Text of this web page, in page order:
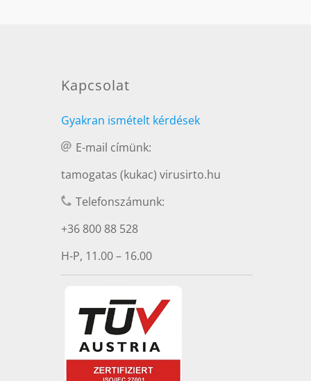
Kapcsolat
Gyakran ismételt kérdések
E-mail címünk:
tamogatas (kukac) virusirto.hu
Telefonszámunk:
+36 800 88 528
H-P, 11.00 – 16.00